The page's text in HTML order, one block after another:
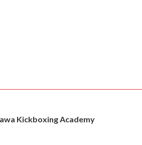
Kickboxing Academy